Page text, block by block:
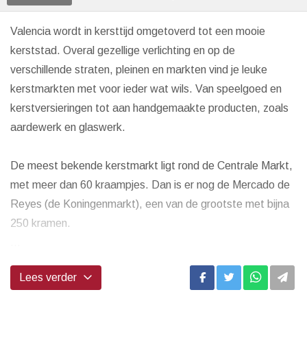
Valencia wordt in kersttijd omgetoverd tot een mooie
kerststad. Overal gezellige verlichting en op de
verschillende straten, pleinen en markten vind je leuke
kerstmarkten met voor ieder wat wils. Van speelgoed en
kerstversieringen tot aan handgemaakte producten, zoals
aardewerk en glaswerk.
De meest bekende kerstmarkt ligt rond de Centrale Markt,
met meer dan 60 kraampjes. Dan is er nog de Mercado de
Reyes (de Koningenmarkt), een van de grootste met bijna
250 kramen.
Lees verder